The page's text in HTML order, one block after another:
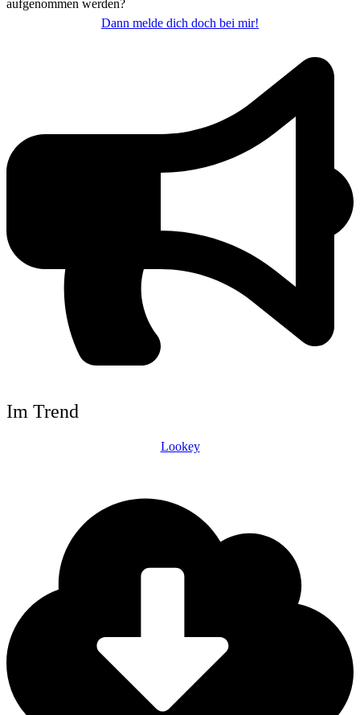
aufgenommen werden?
Dann melde dich doch bei mir!
Im Trend
Lookey